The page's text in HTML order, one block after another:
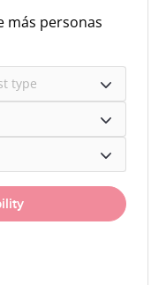
más personas
type